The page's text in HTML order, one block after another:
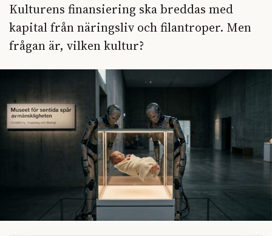
Kulturens finansiering ska breddas med
kapital från näringsliv och filantroper. Men
frågan är, vilken kultur?